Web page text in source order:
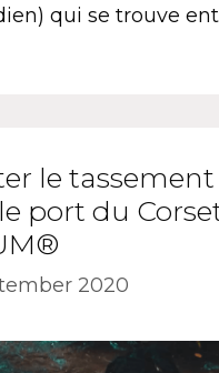
qui se trouve
le
port du
2020